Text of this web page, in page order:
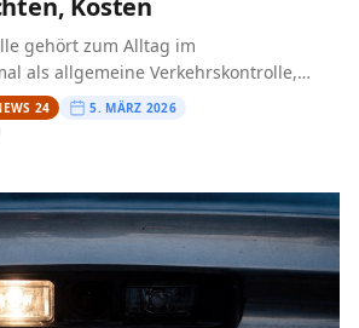
Kosten
gehört zum Alltag im
als allgemeine Verkehrskontrolle,
Schwerpunktaktion. Viele
unsicher, was sie in diesem
24
5. MÄRZ 2026